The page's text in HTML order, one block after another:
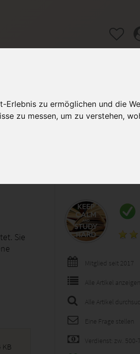
zu ermöglichen und die
zu messen, um zu verstehen,
/ Lehrgänge Hilfe /
Sie
KB
Mitglied seit 2017
Alle Artikel
Alle Artikel
Eine Frage stellen
Verdienst: zw. 500-